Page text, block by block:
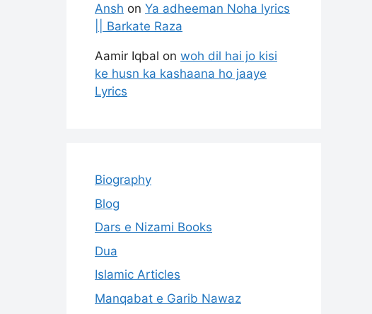
Ansh on Ya adheeman Noha lyrics
|| Barkate Raza
Aamir Iqbal on woh dil hai jo kisi
ke husn ka kashaana ho jaaye
Lyrics
Biography
Blog
Dars e Nizami Books
Dua
Islamic Articles
Manqabat e Garib Nawaz